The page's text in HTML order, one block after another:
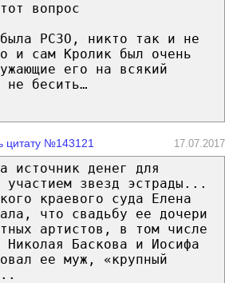
вопрос
РСЗО, никто так и не
и сам Кролик был очень
его на всякий
не бесить…
цитату №143121 17.07.2017
источник денег для
участием звезд эстрады...
краевого суда Елена
что свадьбу ее дочери
артистов, в том числе
Николая Баскова и Иосифа
ее муж, «крупный